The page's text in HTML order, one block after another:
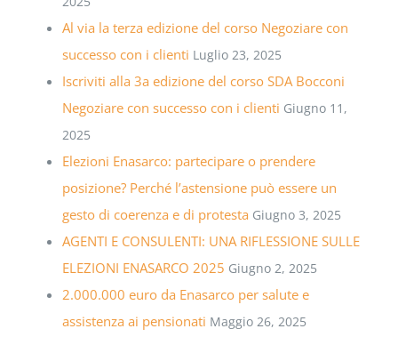
Al via la terza edizione del corso Negoziare con
successo con i clienti Luglio 23, 2025
Iscriviti alla 3a edizione del corso SDA Bocconi
Negoziare con successo con i clienti Giugno 11,
2025
Elezioni Enasarco: partecipare o prendere
posizione? Perché l’astensione può essere un
gesto di coerenza e di protesta Giugno 3, 2025
AGENTI E CONSULENTI: UNA RIFLESSIONE SULLE
ELEZIONI ENASARCO 2025 Giugno 2, 2025
2.000.000 euro da Enasarco per salute e
assistenza ai pensionati Maggio 26, 2025